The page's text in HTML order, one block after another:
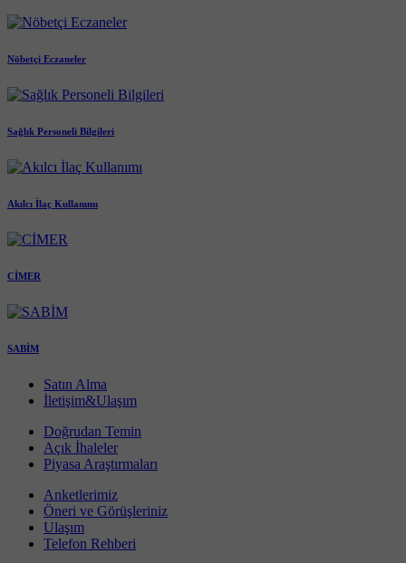
Nöbetçi Eczaneler
Sağlık Personeli Bilgileri
Akılcı İlaç Kullanımı
CİMER
SABİM
Satın Alma
İletişim&Ulaşım
Doğrudan Temin
Açık İhaleler
Piyasa Araştırmaları
Anketlerimiz
Öneri ve Görüşleriniz
Ulaşım
Telefon Rehberi